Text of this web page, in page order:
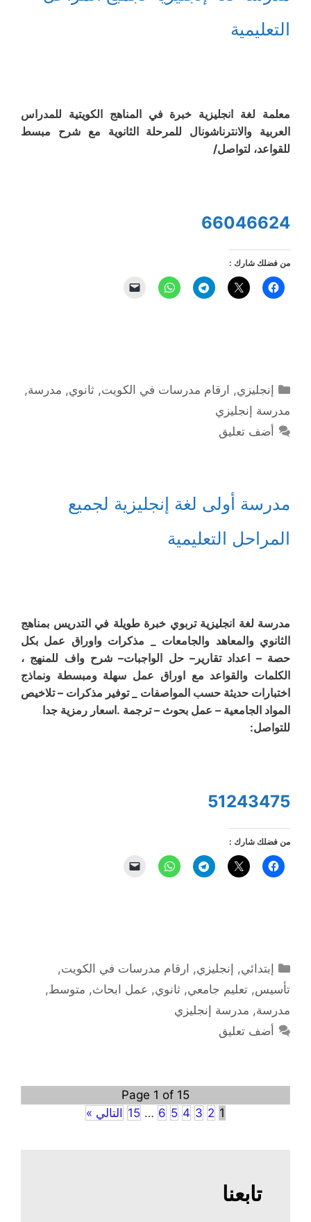
التعليمية
معلمة لغة انجليزية خبرة في المناهج الكويتية للمدراس
العربية والانترناشونال للمرحلة الثانوية مع شرح مبسط
للقواعد، لتواصل/
66046624
من فضلك شارك :
التصنيفات
إنجليزي, ارقام مدرسات في الكويت,ثانوي, مدرسة,
مدرسة إنجليزي
أضف تعليق
مدرسة أولى لغة إنجليزية لجميع
المراحل التعليمية
مدرسة لغة انجليزية تربوي خبرة طويلة في التدريس بمناهج
الثانوي والمعاهد والجامعات _ مذكرات واوراق عمل بكل
حصة – اعداد تقارير– حل الواجبات– شرح واف للمنهج ،
الكلمات والقواعد مع اوراق عمل سهلة ومبسطة ونماذج
اختبارات حديثة حسب المواصفات _ توفير مذكرات – تلاخيص
المواد الجامعية – عمل بحوث – ترجمة .اسعار رمزية جدا
للتواصل:
51243475
من فضلك شارك :
التصنيفات
إبتدائي, إنجليزي, ارقام مدرسات في الكويت,
تأسيس, تعليم جامعي, ثانوي, عمل ابحاث, متوسط,
مدرسة, مدرسة إنجليزي
أضف تعليق
Page 1 of 15
1
2
3
4
5
6
…
15 التالي »
تابعنا